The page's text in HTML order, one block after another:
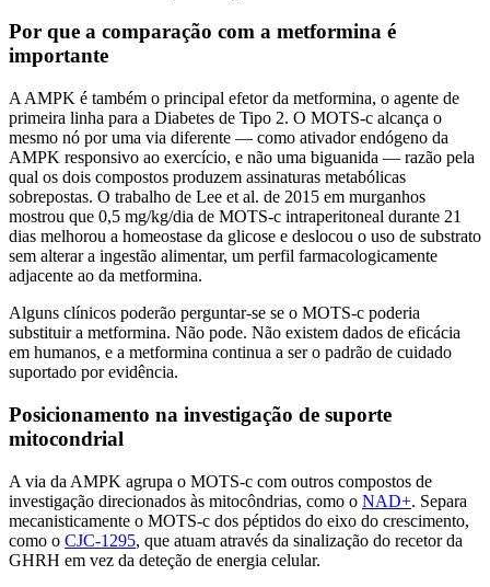
Por que a comparação com a metformina é
importante
A AMPK é também o principal efetor da metformina, o agente de
primeira linha para a Diabetes de Tipo 2. O MOTS-c alcança o
mesmo nó por uma via diferente — como ativador endógeno da
AMPK responsivo ao exercício, e não uma biguanida — razão pela
qual os dois compostos produzem assinaturas metabólicas
sobrepostas. O trabalho de Lee et al. de 2015 em murganhos
mostrou que 0,5 mg/kg/dia de MOTS-c intraperitoneal durante 21
dias melhorou a homeostase da glicose e deslocou o uso de substrato
sem alterar a ingestão alimentar, um perfil farmacologicamente
adjacente ao da metformina.
Alguns clínicos poderão perguntar-se se o MOTS-c poderia
substituir a metformina. Não pode. Não existem dados de eficácia
em humanos, e a metformina continua a ser o padrão de cuidado
suportado por evidência.
Posicionamento na investigação de suporte
mitocondrial
A via da AMPK agrupa o MOTS-c com outros compostos de
investigação direcionados às mitocôndrias, como o NAD+. Separa
mecanisticamente o MOTS-c dos péptidos do eixo do crescimento,
como o CJC-1295, que atuam através da sinalização do recetor da
GHRH em vez da deteção de energia celular.